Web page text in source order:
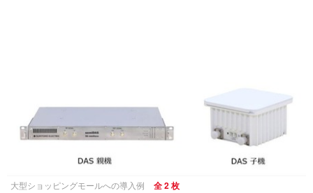
大型ショッピングモールへの導入例 全 2 枚